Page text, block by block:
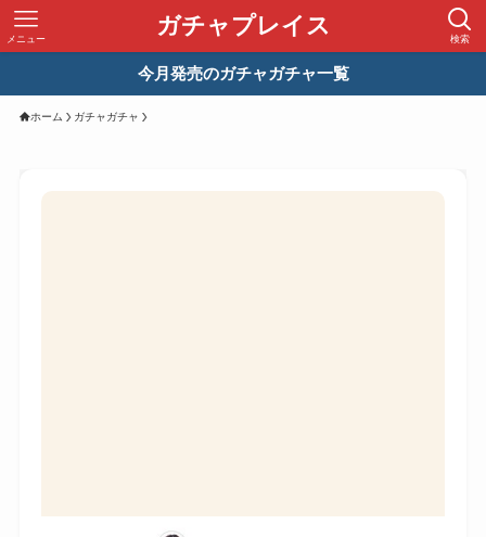
ガチャプレイス 検索
メニュー
今月発売のガチャガチャ一覧
ホーム ガチャガチャ